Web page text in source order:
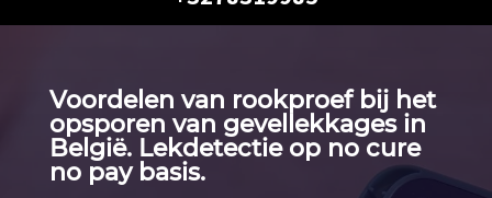
Voordelen van rookproef bij het
opsporen van gevellekkages in
België.​ Lekdetectie op no cure
no pay basis.